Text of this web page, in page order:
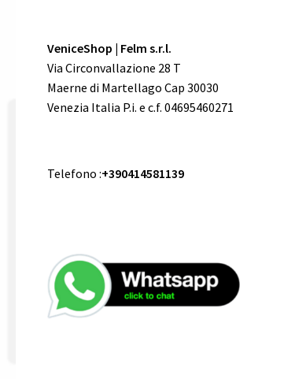
VeniceShop | Felm s.r.l.
Via Circonvallazione 28 T
Maerne di Martellago Cap 30030
Venezia Italia P.i. e c.f. 04695460271
Telefono :+390414581139